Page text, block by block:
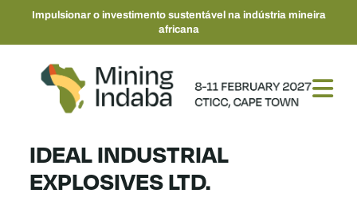
Impulsionar o investimento sustentável na indústria mineira
africana
IDEAL INDUSTRIAL
EXPLOSIVES LTD.